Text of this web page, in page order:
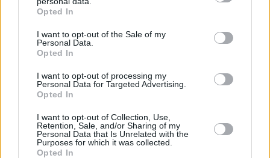
grant or deny consent to Google and its third-party tags to
use your data for below specified purposes in below Google
consent section.
Opted In
I want to opt-out of the Sale of my
Personal Data.
Opted In
I want to opt-out of processing my
Personal Data for Targeted Advertising.
Opted In
I want to opt-out of Collection, Use,
Retention, Sale, and/or Sharing of my
Personal Data that Is Unrelated with the
Purposes for which it was collected.
Opted In
οργανωμένα και μεθοδικά, με διακριτούς
διέπραξαν αρπαγή με χαρακτηριστικά του
λεγόμενου “tiger kidnapping”.